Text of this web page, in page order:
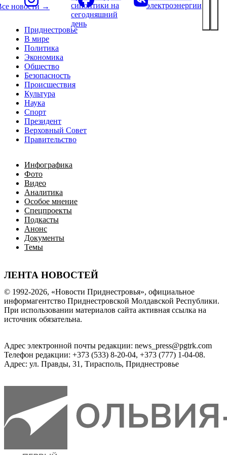
Приднестровье
В мире
Политика
Экономика
Общество
Безопасность
Происшествия
Культура
Наука
Спорт
Президент
Верховный Совет
Правительство
Инфографика
Фото
Видео
Аналитика
Особое мнение
Спецпроекты
Подкасты
Анонс
Документы
Темы
ЛЕНТА НОВОСТЕЙ
новости →
синоптики на
сегодняшний
день
электроэнергии
© 1992-2026, «Новости Приднестровья», официальное
информагентство Приднестровской Молдавской Республики.
При использовании материалов сайта активная ссылка на
источник обязательна.
Адрес электронной почты редакции: news_press@pgtrk.com
Телефон редакции: +373 (533) 8-20-04, +373 (777) 1-04-08.
Адрес: ул. Правды, 31, Тирасполь, Приднестровье